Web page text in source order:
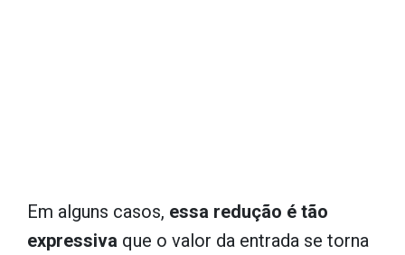
Em alguns casos, essa redução é tão
expressiva que o valor da entrada se torna